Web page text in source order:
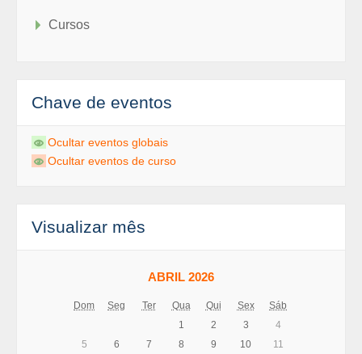
Cursos
Chave de eventos
Ocultar eventos globais
Ocultar eventos de curso
Visualizar mês
ABRIL 2026
Dom Seg Ter Qua Qui Sex
Sáb
1
2 3
4
5
6 7 8 9 10
11